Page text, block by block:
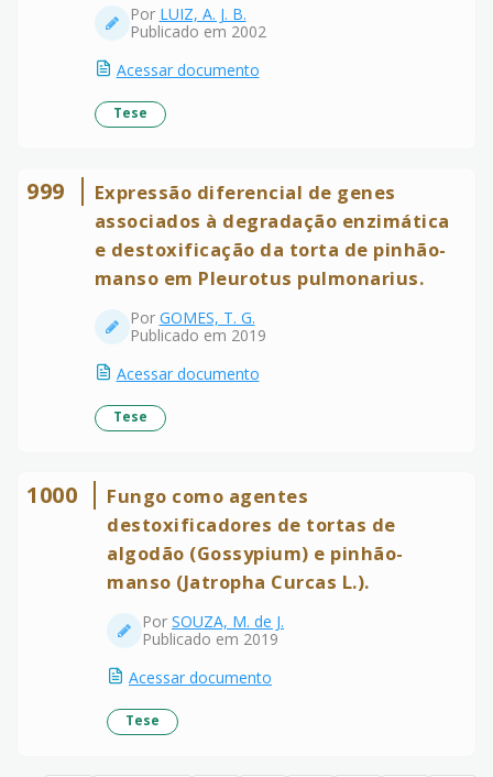
Por LUIZ, A. J. B.
Publicado em 2002
Acessar documento
Tese
999
Expressão diferencial de genes
associados à degradação enzimática
e destoxificação da torta de pinhão-
manso em Pleurotus pulmonarius.
Por GOMES, T. G.
Publicado em 2019
Acessar documento
Tese
1000
Fungo como agentes
destoxificadores de tortas de
algodão (Gossypium) e pinhão-
manso (Jatropha Curcas L.).
Por SOUZA, M. de J.
Publicado em 2019
Acessar documento
Tese